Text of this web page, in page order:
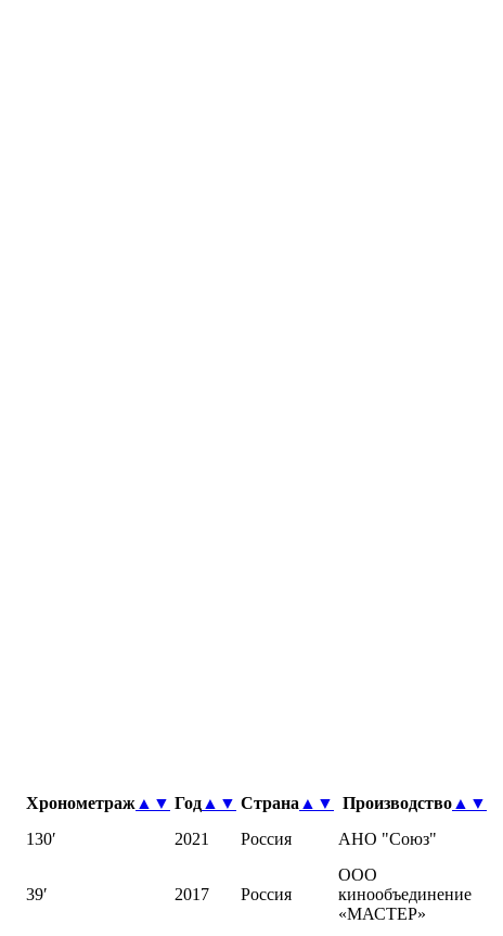
Хронометраж ▲ ▼ Год ▲ ▼ Страна ▲ ▼ Производство ▲ ▼
130′ 2021 Россия АНО "Союз"
39′ 2017 Россия
ООО
кинообъединение
«МАСТЕР»